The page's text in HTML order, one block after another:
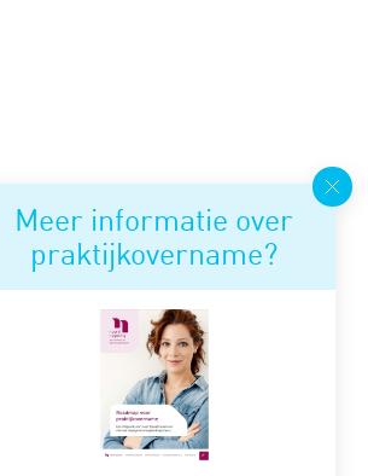
Meer informatie over
praktijkovername?
terug.